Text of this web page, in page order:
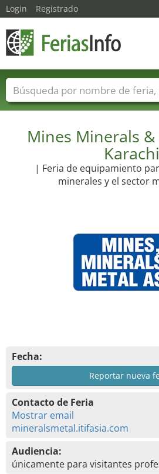
Mines Minerals
Karachi
| Feria de equipamiento
minerales y el sector
Fecha:
Reportar nueva
Contacto de Feria
Mostrar email
mineralsmetal.itifasia.com
Audiencia:
únicamente para visitantes
Login Registrado
Nombres de ferias Países
Sectores de proveedor de